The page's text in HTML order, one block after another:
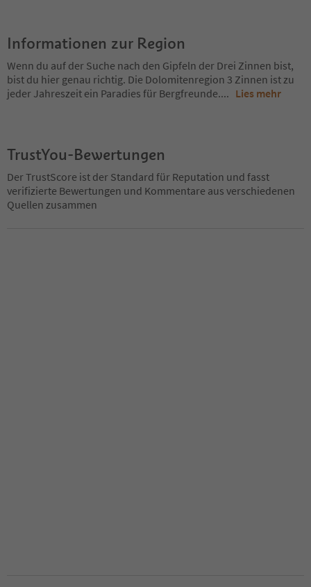
Informationen zur Region
Wenn du auf der Suche nach den Gipfeln der Drei Zinnen bist,
bist du hier genau richtig. Die Dolomitenregion 3 Zinnen ist zu
jeder Jahreszeit ein Paradies für Bergfreunde.... Lies mehr
TrustYou-Bewertungen
Der TrustScore ist der Standard für Reputation und fasst
verifizierte Bewertungen und Kommentare aus verschiedenen
Quellen zusammen